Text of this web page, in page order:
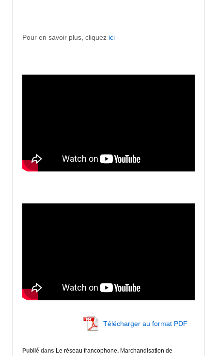
Pour en savoir plus, cliquez ici
Télécharger au format PDF
Publié dans Le réseau francophone, Marchandisation de